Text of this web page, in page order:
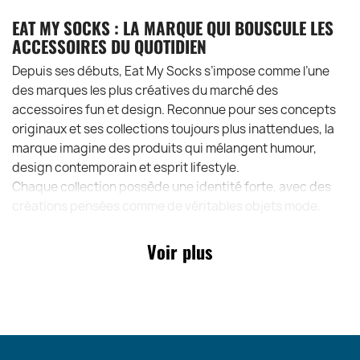
EAT MY SOCKS : LA MARQUE QUI BOUSCULE LES
ACCESSOIRES DU QUOTIDIEN
Depuis ses débuts, Eat My Socks s’impose comme l’une
des marques les plus créatives du marché des
accessoires fun et design. Reconnue pour ses concepts
originaux et ses collections toujours plus inattendues, la
marque imagine des produits qui mélangent humour,
design contemporain et esprit lifestyle.
Chaque collection possède une identité forte, avec des
Socks séduit autant les concept stores branchés que les
boutiques lifestyle et mode à travers l’Europe.
Voir plus